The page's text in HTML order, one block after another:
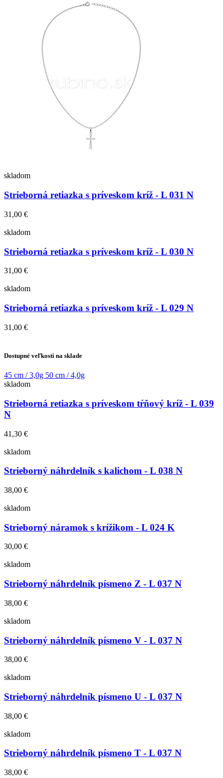
skladom
Strieborná retiazka s príveskom kríž - L 031 N
31,00 €
skladom
Strieborná retiazka s príveskom kríž - L 030 N
31,00 €
skladom
Strieborná retiazka s príveskom kríž - L 029 N
31,00 €
Dostupné veľkosti na sklade
45 cm / 3,0g 50 cm / 4,0g
skladom
Strieborná retiazka s príveskom tŕňový kríž - L 039
N
41,30 €
skladom
Strieborný náhrdelník s kalichom - L 038 N
38,00 €
skladom
Strieborný náramok s krížikom - L 024 K
30,00 €
skladom
Strieborný náhrdelník písmeno Z - L 037 N
38,00 €
skladom
Strieborný náhrdelník písmeno V - L 037 N
38,00 €
skladom
Strieborný náhrdelník písmeno U - L 037 N
38,00 €
skladom
Strieborný náhrdelník písmeno T - L 037 N
38,00 €